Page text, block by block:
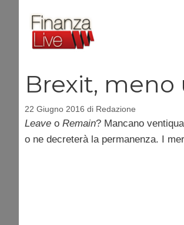
contenuto
Brexit,
22 Giugno 2016 di Redazione
Leave o Remain? Mancano
o ne decreterà la permanenza. I